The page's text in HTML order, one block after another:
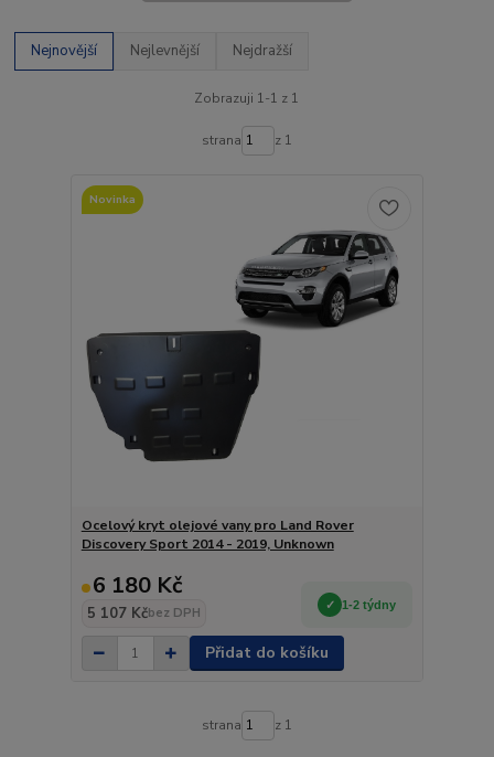
Nejnovější Nejlevnější Nejdražší
Zobrazuji 1-1 z 1
strana z 1
Novinka
Ocelový kryt olejové vany pro Land Rover
Discovery Sport 2014 - 2019, Unknown
6 180 Kč
5 107 Kčbez DPH
1-2 týdny
Přidat do košíku
strana z 1